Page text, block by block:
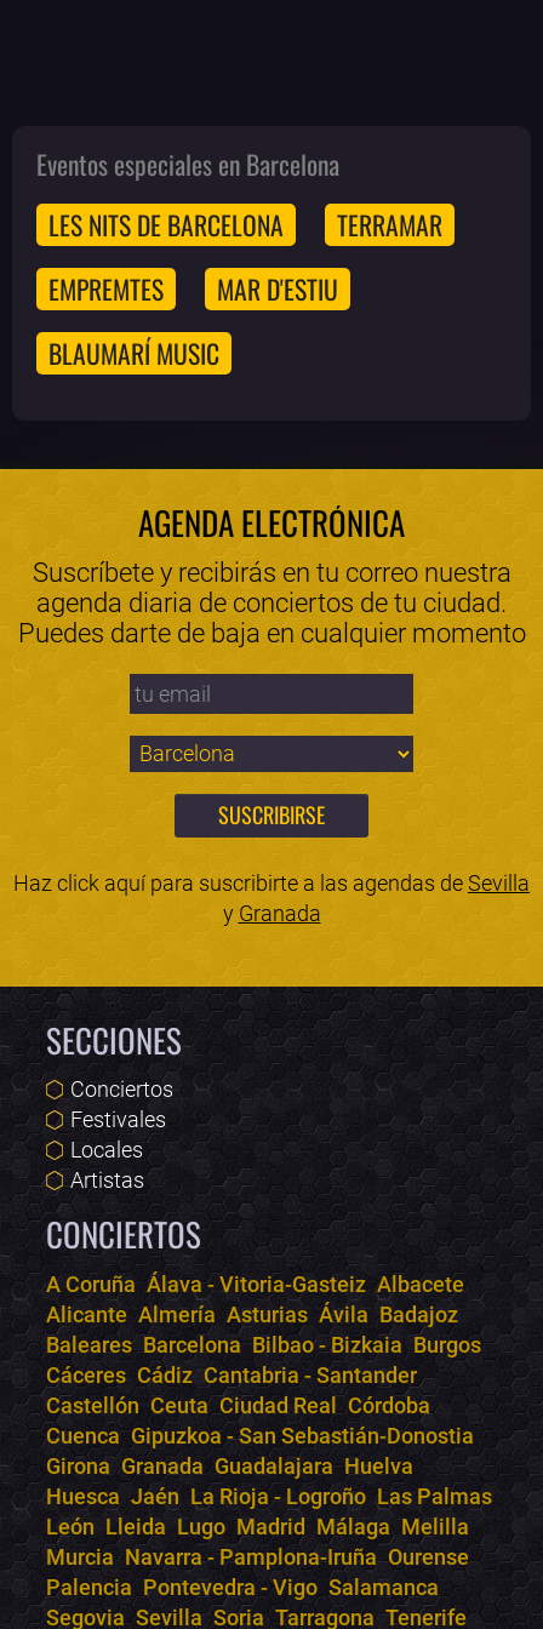
Eventos especiales en Barcelona
LES NITS DE BARCELONA
TERRAMAR
EMPREMTES
MAR D'ESTIU
BLAUMARÍ MUSIC
AGENDA ELECTRÓNICA
Suscríbete y recibirás en tu correo nuestra
agenda diaria de conciertos de tu ciudad.
Puedes darte de baja en cualquier momento
Haz click aquí para suscribirte a las agendas deSevilla
y Granada
SECCIONES
Conciertos
Festivales
Locales
Artistas
CONCIERTOS
A Coruña Álava - Vitoria-Gasteiz Albacete
Alicante Almería Asturias Ávila Badajoz
Baleares Barcelona Bilbao - Bizkaia Burgos
Cáceres Cádiz Cantabria - Santander
Castellón Ceuta Ciudad Real Córdoba
Cuenca Gipuzkoa - San Sebastián-Donostia
Girona Granada Guadalajara Huelva
Huesca Jaén La Rioja - Logroño Las Palmas
León Lleida Lugo Madrid Málaga Melilla
Murcia Navarra - Pamplona-Iruña Ourense
Palencia Pontevedra - Vigo Salamanca
Segovia Sevilla Soria Tarragona Tenerife
Bololoco · conciertos.club
Online · Te ayudo a encontrar conciertos